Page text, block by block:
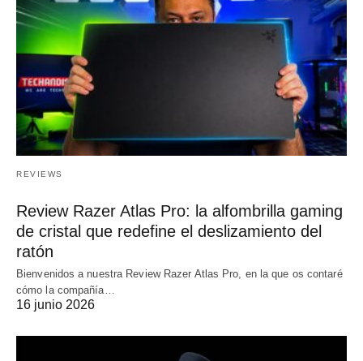
REVIEWS
Review Razer Atlas Pro: la alfombrilla gaming
de cristal que redefine el deslizamiento del
ratón
Bienvenidos a nuestra Review Razer Atlas Pro, en la que os contaré
cómo la compañía…
16 junio 2026